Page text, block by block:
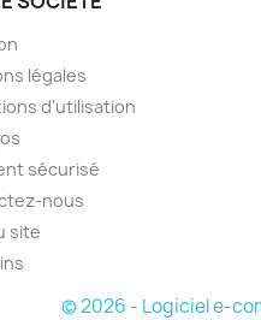
légales
d'utilisation
sécurisé
nous
site
© 2026 - Logiciel e-